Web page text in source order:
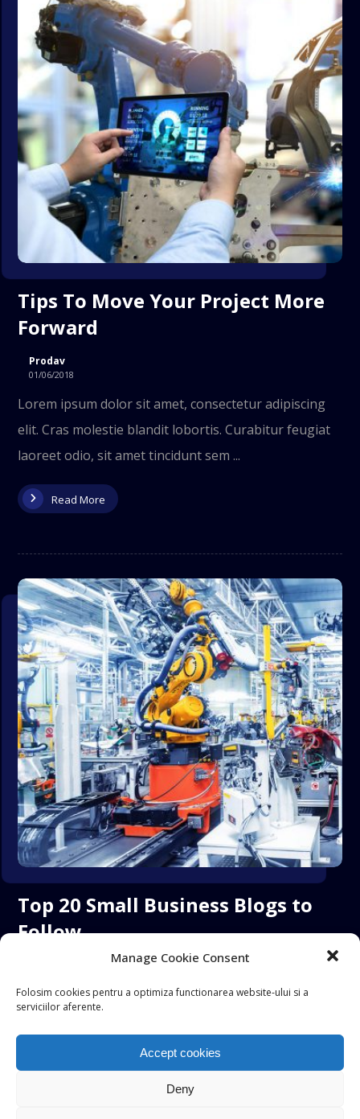
Manage Cookie Consent
Folosim cookies pentru a optimiza functionarea website-ului si a
serviciilor aferente.
Accept cookies
Deny
Tips To Move Your Project More
Forward
Prodav
01/06/2018
Lorem ipsum dolor sit amet, consectetur adipiscing
elit. Cras molestie blandit lobortis. Curabitur feugiat
laoreet odio, sit amet tincidunt sem ...
Read More
Top 20 Small Business Blogs to
Follow
Lorem ipsum dolor sit amet, consectetur adipiscing
elit. Cras molestie blandit lobortis. Curabitur feugiat
laoreet odio, sit amet tincidunt sem ...